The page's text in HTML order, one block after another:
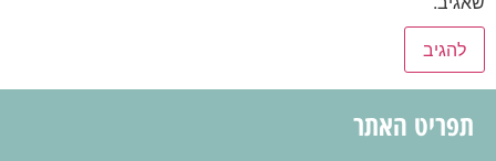
תפריט האתר